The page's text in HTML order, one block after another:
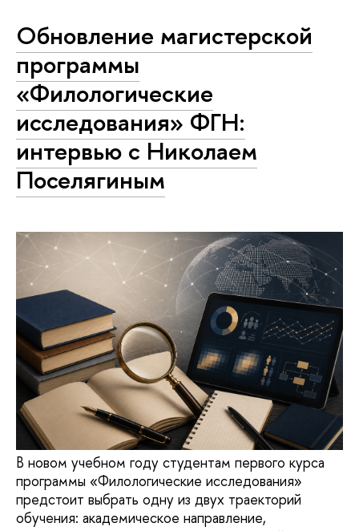
Обновление магистерской
программы
«Филологические
исследования» ФГН:
интервью с Николаем
Поселягиным
В новом учебном году студентам первого курса
программы «Филологические исследования»
предстоит выбрать одну из двух траекторий
обучения: академическое направление,